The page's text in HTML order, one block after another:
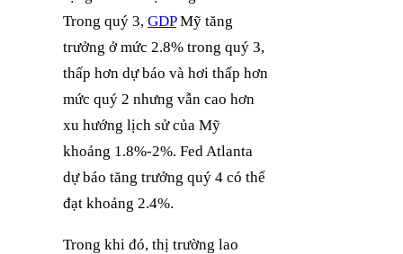
Trong quý 3, GDPMỹ tăng
trưởng ở mức 2.8% trong quý 3,
thấp hơn dự báo và hơi thấp hơn
mức quý 2 nhưng vẫn cao hơn
xu hướng lịch sử của Mỹ
khoảng 1.8%-2%. Fed Atlanta
dự báo tăng trưởng quý 4 có thể
đạt khoảng 2.4%.
Trong khi đó, thị trường lao